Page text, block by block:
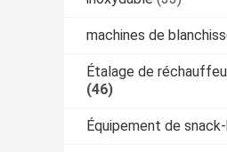
machines de
Étalage de
(46)
Équipement de